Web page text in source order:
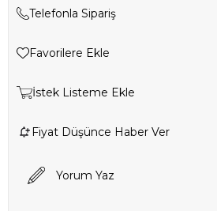
Telefonla Sipariş
Favorilere Ekle
İstek Listeme Ekle
Fiyat Düşünce Haber Ver
Yorum Yaz